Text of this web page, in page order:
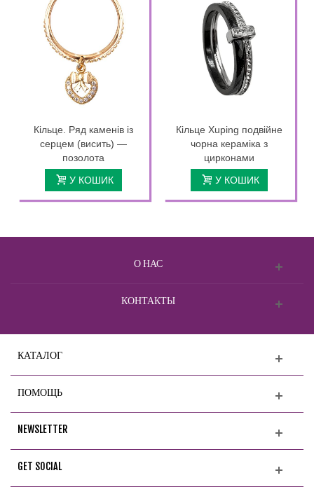
Кільце. Ряд каменів із
серцем (висить) —
позолота
У КОШИК
Кільце Xuping подвійне
чорна кераміка з
цирконами
У КОШИК
О НАС
КОНТАКТЫ
КАТАЛОГ
ПОМОЩЬ
NEWSLETTER
GET SOCIAL